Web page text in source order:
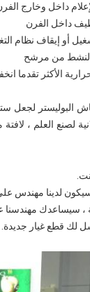
البوليستر لجعل
لصنع العلم ،
لدينا مهندس
سيساعدك مهندسنا